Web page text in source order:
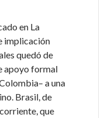
en La
implicación
quedó de
apoyo formal
a una
Brasil, de
que